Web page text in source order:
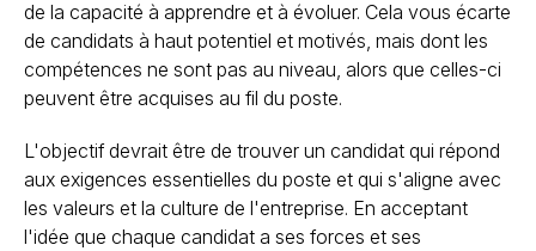
de la capacité à apprendre et à évoluer. Cela vous écarte
de candidats à haut potentiel et motivés, mais dont les
compétences ne sont pas au niveau, alors que celles-ci
peuvent être acquises au fil du poste.
L'objectif devrait être de trouver un candidat qui répond
aux exigences essentielles du poste et qui s'aligne avec
les valeurs et la culture de l'entreprise. En acceptant
l'idée que chaque candidat a ses forces et ses